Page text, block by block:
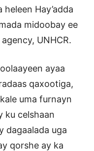
Hay’adda
midoobay ee
UNHCR.
ayaa
qaxootiga,
uma furnayn
ku celshaan
dagaalada uga
qorshe ay ka